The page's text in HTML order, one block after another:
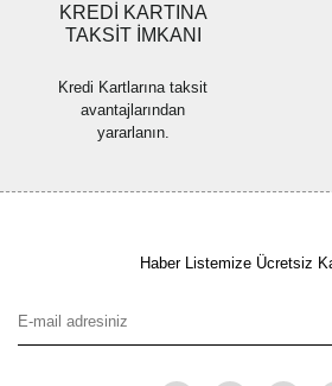
KREDİ KARTINA
TAKSİT İMKANI
Kredi Kartlarına taksit
avantajlarından
yararlanın.
Haber Listemize Ücretsiz